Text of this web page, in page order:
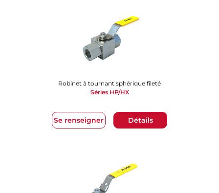
Se renseigner Détails
Robinet à tournant sphérique fileté
Séries HP/HX